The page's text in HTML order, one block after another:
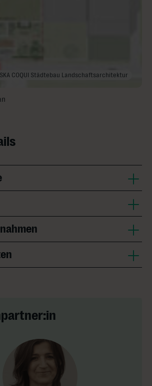
COQUI Städtebau Landschaftsarchitektur